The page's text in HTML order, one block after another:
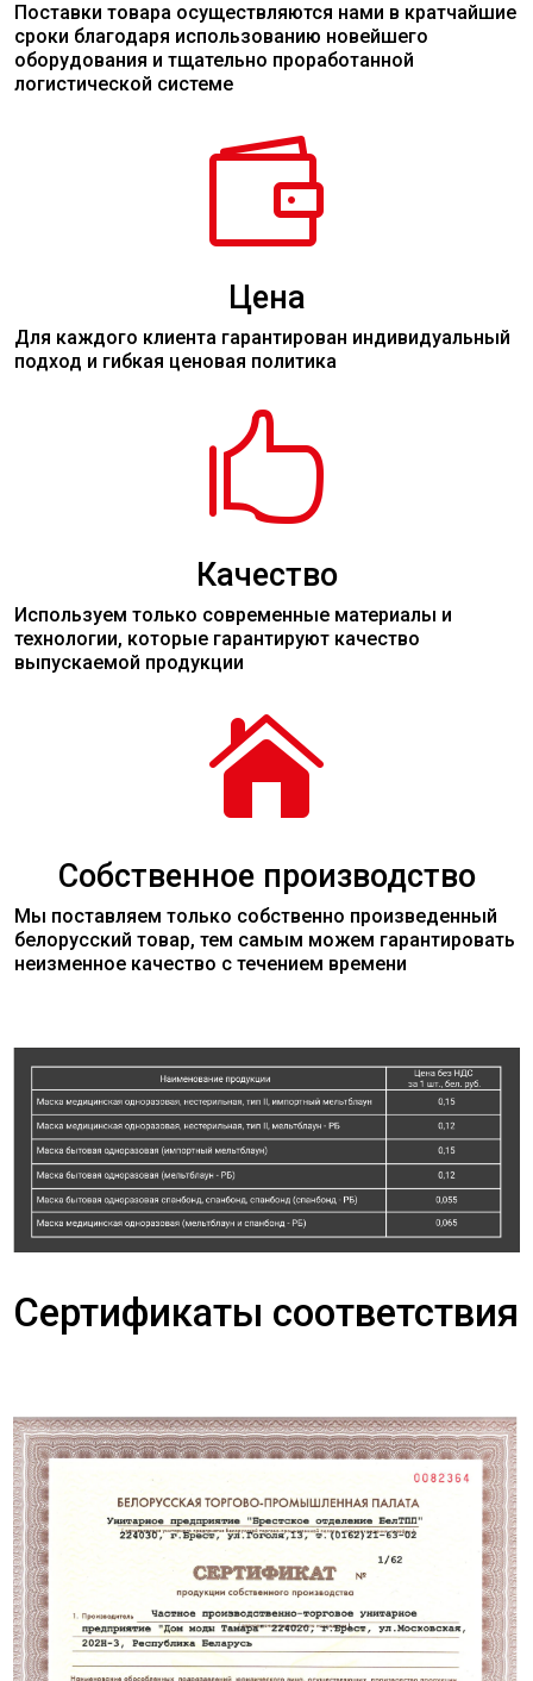
Поставки товара осуществляются нами в кратчайшие
сроки благодаря использованию новейшего
оборудования и тщательно проработанной
логистической системе

Цена
Для каждого клиента гарантирован индивидуальный
подход и гибкая ценовая политика

Качество
Используем только современные материалы и
технологии, которые гарантируют качество
выпускаемой продукции

Собственное производство
Мы поставляем только собственно произведенный
белорусский товар, тем самым можем гарантировать
неизменное качество с течением времени
Сертификаты соответствия